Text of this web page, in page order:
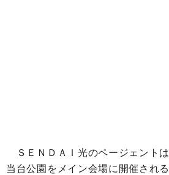
ＳＥＮＤＡＩ光のページェント
当台公園をメイン会場に開催され